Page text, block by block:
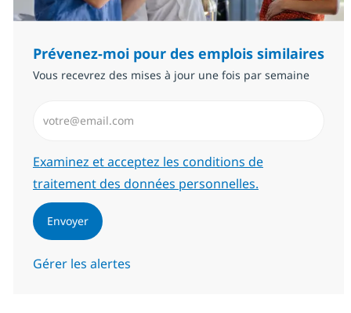
Prévenez-moi pour des emplois similaires
Vous recevrez des mises à jour une fois par semaine
Required
Examinez et acceptez les conditions de
traitement des données personnelles.
Envoyer
Gérer les alertes